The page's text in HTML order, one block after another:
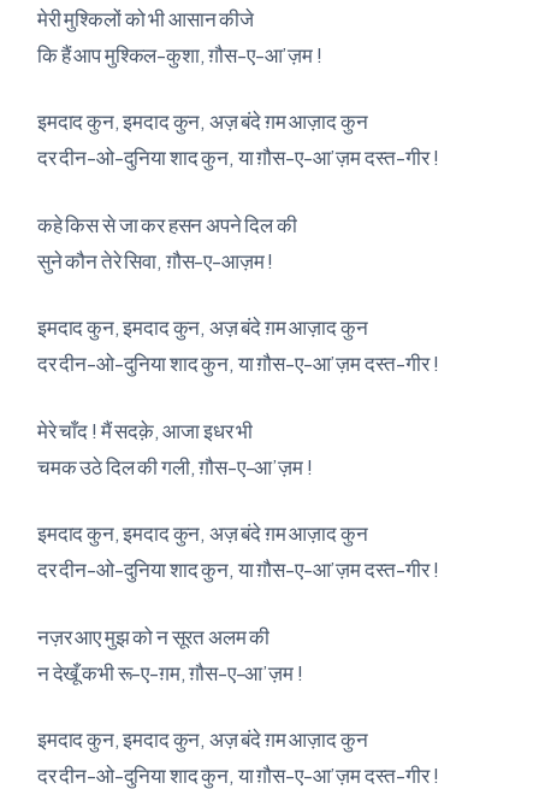
मेरी मुश्किलों को भी आसान कीजे
कि हैं आप मुश्किल-कुशा, ग़ौस-ए-आ’ज़म !
इमदाद कुन, इमदाद कुन, अज़ बंदे ग़म आज़ाद कुन
दर दीन-ओ-दुनिया शाद कुन, या ग़ौस-ए-आ’ज़म दस्त-गीर !
कहे किस से जा कर हसन अपने दिल की
सुने कौन तेरे सिवा, ग़ौस-ए-आज़म !
इमदाद कुन, इमदाद कुन, अज़ बंदे ग़म आज़ाद कुन
दर दीन-ओ-दुनिया शाद कुन, या ग़ौस-ए-आ’ज़म दस्त-गीर !
मेरे चाँद ! मैं सदक़े, आजा इधर भी
चमक उठे दिल की गली, ग़ौस-ए-आ’ज़म !
इमदाद कुन, इमदाद कुन, अज़ बंदे ग़म आज़ाद कुन
दर दीन-ओ-दुनिया शाद कुन, या ग़ौस-ए-आ’ज़म दस्त-गीर !
नज़र आए मुझ को न सूरत अलम की
न देखूँ कभी रू-ए-ग़म, ग़ौस-ए-आ’ज़म !
इमदाद कुन, इमदाद कुन, अज़ बंदे ग़म आज़ाद कुन
दर दीन-ओ-दुनिया शाद कुन, या ग़ौस-ए-आ’ज़म दस्त-गीर !